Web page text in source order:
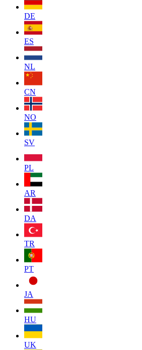
DE
ES
NL
CN
NO
SV
PL
AR
DA
TR
PT
JA
HU
UK